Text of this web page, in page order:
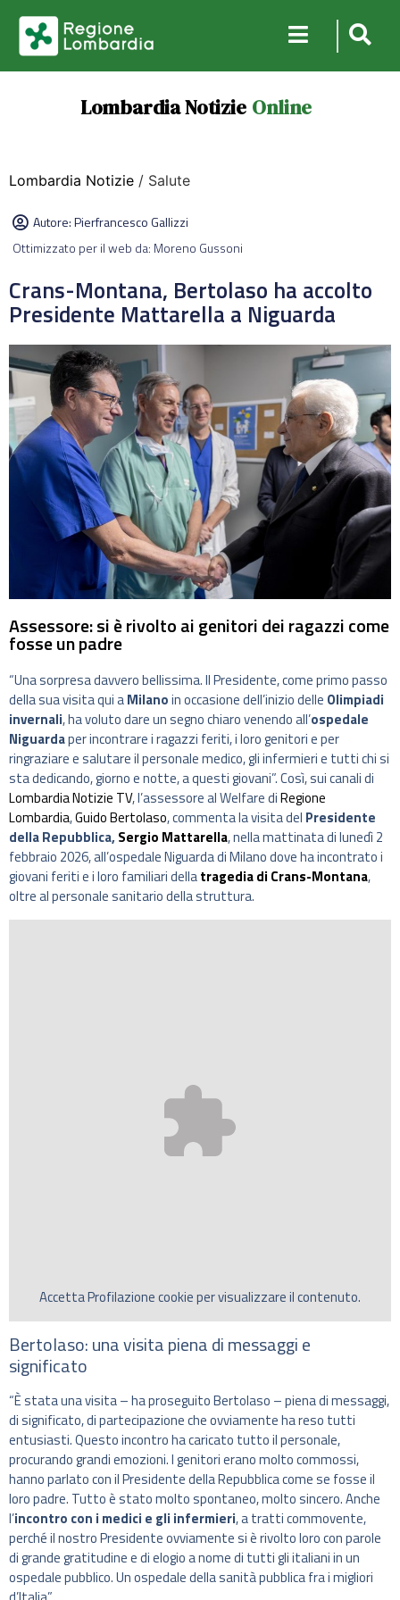
Lombardia Notizie Online
Lombardia Notizie / Salute
Autore:Pierfrancesco Gallizzi
Ottimizzato per il web da: Moreno Gussoni
Crans-Montana, Bertolaso ha accolto
Presidente Mattarella a Niguarda
Assessore: si è rivolto ai genitori dei ragazzi come
fosse un padre
“Una sorpresa davvero bellissima. Il Presidente, come primo passo
della sua visita qui aMilanoin occasione dell’inizio delle Olimpiadi
invernali, ha voluto dare un segno chiaro venendo all’ospedale
Niguardaper incontrare i ragazzi feriti, i loro genitori e per
ringraziare e salutare il personale medico, gli infermieri e tutti chi si
sta dedicando, giorno e notte, a questi giovani”. Così, sui canali di
Lombardia Notizie TV, l’assessore al Welfare diRegione
Lombardia,Guido Bertolaso, commenta la visita del Presidente
della Repubblica, Sergio Mattarella, nella mattinata di lunedì 2
febbraio 2026, all’ospedale Niguarda di Milano dove ha incontrato i
giovani feriti e i loro familiari dellatragedia di Crans-Montana,
oltre al personale sanitario della struttura.
AccettaProfilazionecookie per visualizzare il contenuto.
Bertolaso: una visita piena di messaggi e
significato
“È stata una visita – ha proseguito Bertolaso – piena di messaggi,
di significato, di partecipazione che ovviamente ha reso tutti
entusiasti. Questo incontro ha caricato tutto il personale,
procurando grandi emozioni. I genitori erano molto commossi,
hanno parlato con il Presidente della Repubblica come se fosse il
loro padre. Tutto è stato molto spontaneo, molto sincero. Anche
l’incontro con i medici e gli infermieri, a tratti commovente,
perché il nostro Presidente ovviamente si è rivolto loro con parole
di grande gratitudine e di elogio a nome di tutti gli italiani in un
ospedale pubblico. Un ospedale della sanità pubblica fra i migliori